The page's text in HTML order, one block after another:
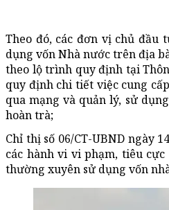
Theo đó, các đơn vị chủ đầu
dụng vốn Nhà nước trên địa
theo lộ trình quy định tại
quy định chi tiết việc cung
qua mạng và quản lý, sử
hoàn trà;
Chỉ thị số 06/CT-UBND ngày
các hành vi vi phạm, tiêu
thường xuyên sử dụng vốn